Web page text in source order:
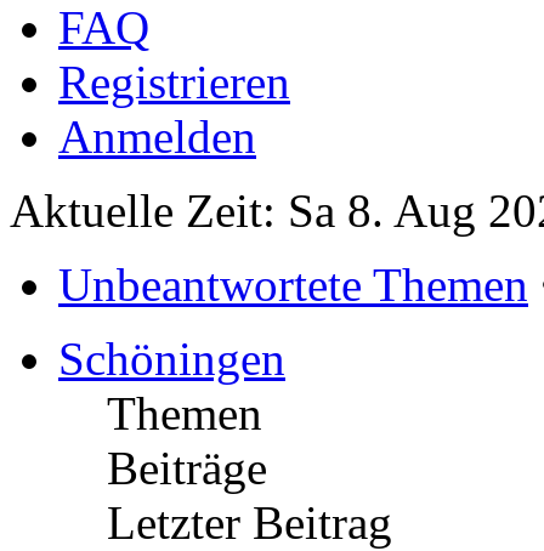
FAQ
Registrieren
Anmelden
Aktuelle Zeit: Sa 8. Aug
Unbeantwortete Themen
Schöningen
Themen
Beiträge
Letzter Beitrag